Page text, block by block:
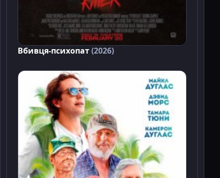
Вбивця-психопат(2026)